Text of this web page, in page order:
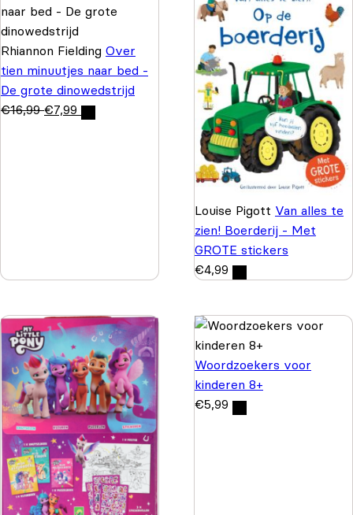
Rhiannon Fielding Over
tien minuutjes naar bed -
De grote dinowedstrijd
€16,99 €7,99
Louise Pigott Van alles te
zien! Boerderij - Met
GROTE stickers
€4,99
Woordzoekers voor
kinderen 8+
€5,99